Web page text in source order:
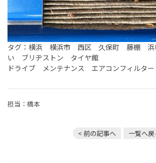
タグ：横浜 横浜市 西区 久保町 藤棚 浜
い ブリヂストン タイヤ館
ドライブ メンテナンス エアコンフィルタ
担当：橋本
< 前の記事へ 一覧へ戻